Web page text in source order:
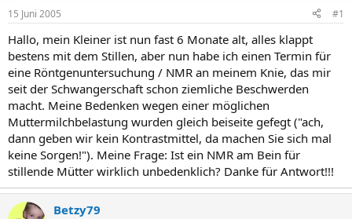
e
r
l
t
a
m
15 Juni 2005 #1
Hallo, mein Kleiner ist nun fast 6 Monate alt, alles klappt
bestens mit dem Stillen, aber nun habe ich einen Termin für
eine Röntgenuntersuchung / NMR an meinem Knie, das mir
seit der Schwangerschaft schon ziemliche Beschwerden
macht. Meine Bedenken wegen einer möglichen
Muttermilchbelastung wurden gleich beiseite gefegt ("ach,
dann geben wir kein Kontrastmittel, da machen Sie sich mal
keine Sorgen!"). Meine Frage: Ist ein NMR am Bein für
stillende Mütter wirklich unbedenklich? Danke für Antwort!!!
Betzy79